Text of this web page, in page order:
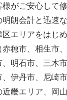
様がご安心して
朗会計と迅速
区エリアをはじ
赤穂市、相生市
明石市、三木
伊丹市、尼崎
近畿エリア、岡